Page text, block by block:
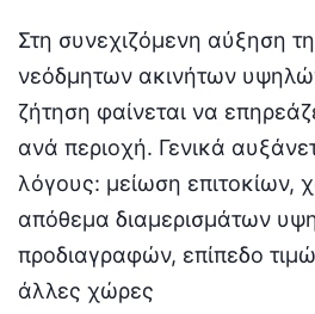
Στη συνεχιζόμενη αύξηση
νεόδμητων ακινήτων
ζήτηση φαίνεται να
ανά περιοχή. Γενικά
λόγους: μείωση επιτοκίων,
απόθεμα διαμερισμάτων
προδιαγραφών, επίπεδο
άλλες χώρες